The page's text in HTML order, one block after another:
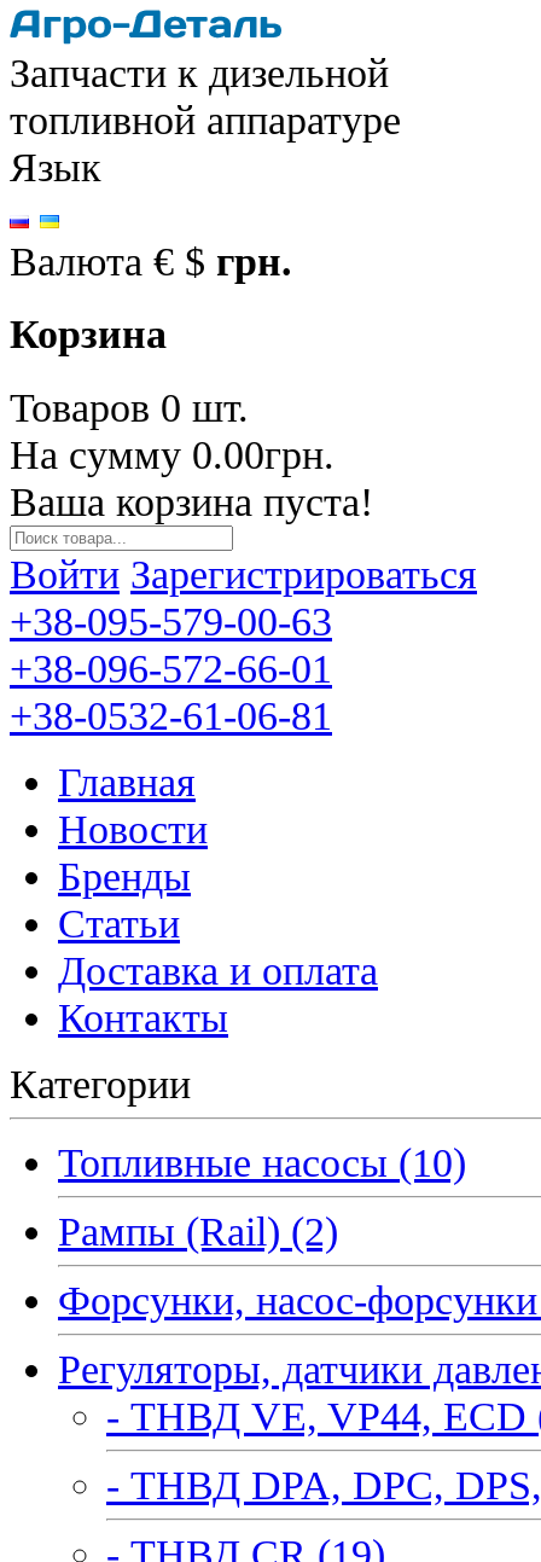
Запчасти к дизельной
топливной аппаратуре
Язык
Валюта € $ грн.
Корзина
Товаров 0 шт.
На сумму 0.00грн.
Ваша корзина пуста!
Войти Зарегистрироваться
+38-095-579-00-63
+38-096-572-66-01
+38-0532-61-06-81
Главная
Новости
Бренды
Статьи
Доставка и оплата
Контакты
Категории
Топливные насосы (10)
Рампы (Rail) (2)
Форсунки, насос-
Регуляторы, датчики
- ТНВД VE, VP44, ECD
- ТНВД DPA, DPC,